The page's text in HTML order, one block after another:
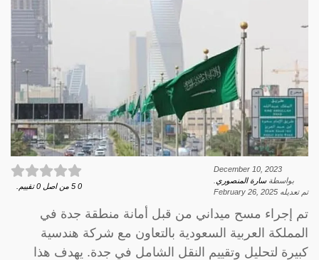
December 10, 2023
بواسطةسارة المنصوري
تم تعديله February 26, 2025
0
5 من اصل 0 تقييم.
تم إجراء مسح ميداني من قبل أمانة منطقة جدة في
المملكة العربية السعودية بالتعاون مع شركة هندسية
كبيرة لتحليل وتقييم النقل الشامل في جدة. يهدف هذا